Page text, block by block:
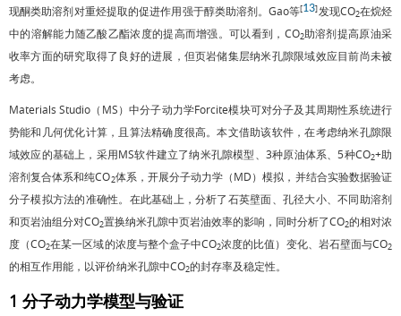
现酮类助溶剂对重烃提取的促进作用强于醇类助溶剂。Gao等[13]发现CO2在烷烃
中的溶解能力随乙酸乙酯浓度的提高而增强。可以看到，CO2助溶剂提高原油采
收率方面的研究取得了良好的进展，但页岩储集层纳米孔隙限域效应目前尚未被
考虑。
Materials Studio（MS）中分子动力学Forcite模块可对分子及其周期性系统进行
势能和几何优化计算，且算法精确度很高。本文借助该软件，在考虑纳米孔隙限
域效应的基础上，采用MS软件建立了纳米孔隙模型、3种原油体系、5种CO2+助
溶剂复合体系和纯CO2体系，开展分子动力学（MD）模拟，并结合实验数据验证
分子模拟方法的准确性。在此基础上，分析了石英壁面、孔径大小、不同助溶剂
和页岩油组分对CO2置换纳米孔隙中页岩油效率的影响，同时分析了CO2的相对浓
度（CO2在某一区域的浓度与整个盒子中CO2浓度的比值）变化、岩石壁面与CO2
的相互作用能，以评价纳米孔隙中CO2的封存率及稳定性。
1 分子动力学模型与验证